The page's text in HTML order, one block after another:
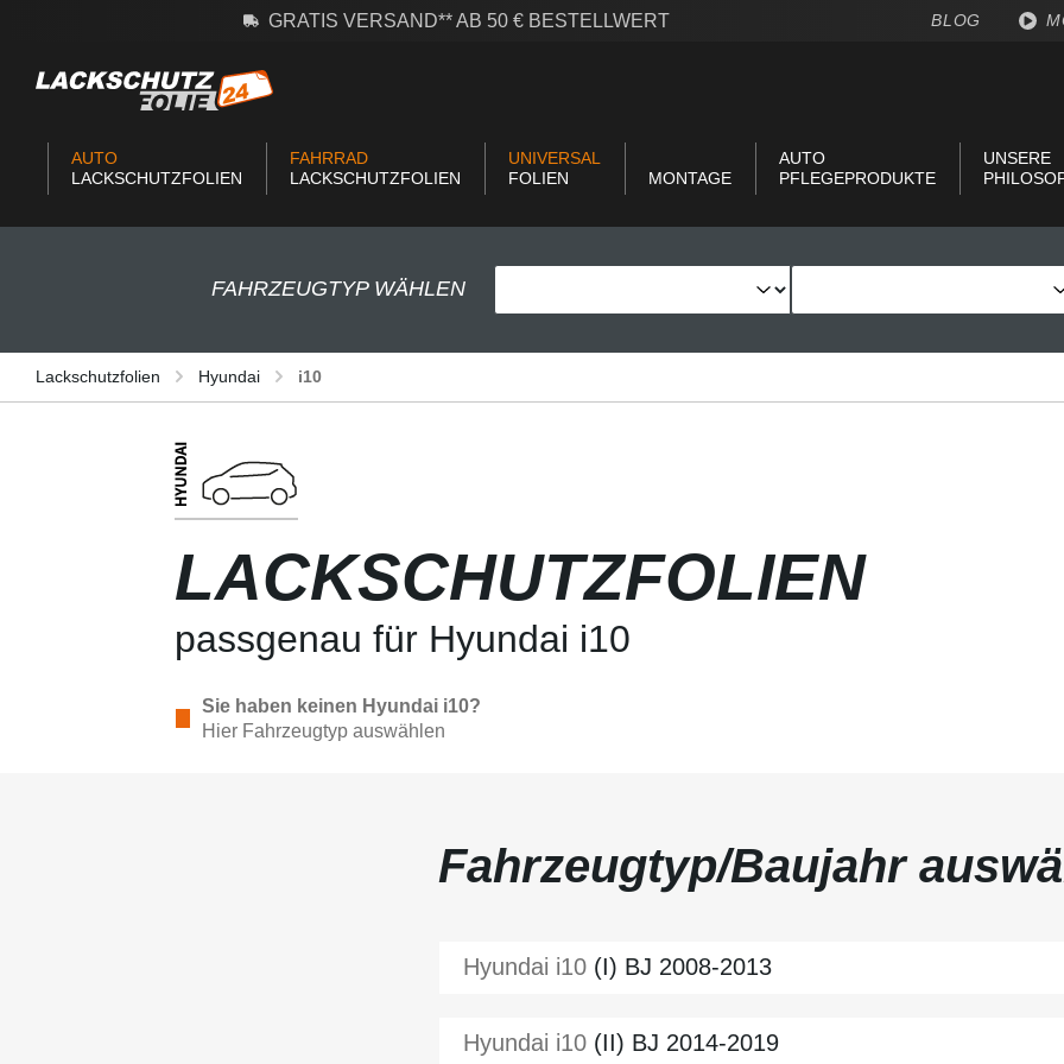
Zur Hauptnavigation springenGRATIS VERSAND** AB 50 € BESTELLWERT BLOG
AUTO
LACKSCHUTZFOLIEN
FAHRRAD
LACKSCHUTZFOLIEN
UNIVERSAL
FOLIEN
MONTAGE
AUTO
PFLEGEPRODUKTE
UNSERE
FAHRZEUGTYP WÄHLEN
Lackschutzfolien Hyundai i10
LACKSCHUTZFOLIEN
passgenau für Hyundai i10
Sie haben keinen Hyundai i10?
Hier Fahrzeugtyp auswählen
Fahrzeugtyp/Baujahr
Hyundai i10 (I) BJ 2008-2013
Hyundai i10 (II) BJ 2014-2019